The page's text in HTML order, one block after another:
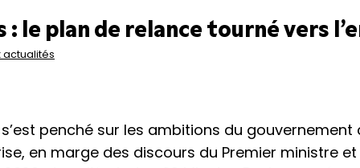
: le plan de relance tourné vers
actualités
penché sur les ambitions du
en marge des discours du Premier ministre